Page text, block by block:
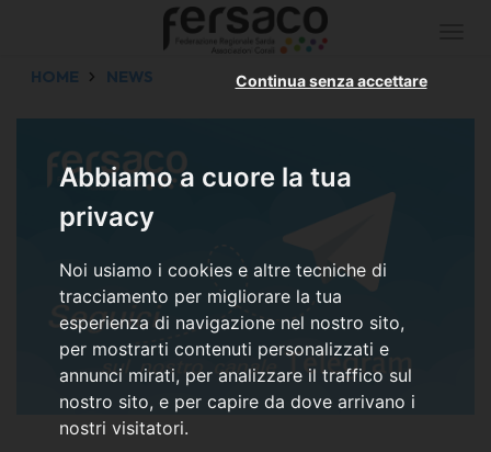
Abbiamo a cuore la tua
privacy
Noi usiamo i cookies e altre tecniche di
tracciamento per migliorare la tua
esperienza di navigazione nel nostro sito,
per mostrarti contenuti personalizzati e
annunci mirati, per analizzare il traffico sul
nostro sito, e per capire da dove arrivano i
nostri visitatori.
Continua senza accettare
HOME NEWS